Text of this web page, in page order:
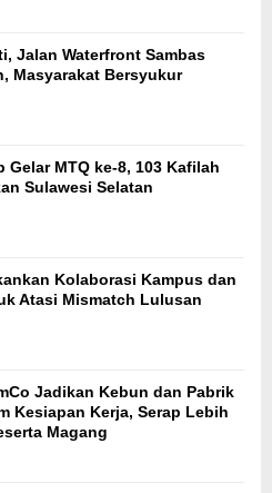
Jalan Waterfront Sambas
Masyarakat Bersyukur
Gelar MTQ ke-8, 103 Kafilah
Sulawesi Selatan
Kolaborasi Kampus dan
Atasi Mismatch Lulusan
Jadikan Kebun dan Pabrik
Kesiapan Kerja, Serap Lebih
Magang